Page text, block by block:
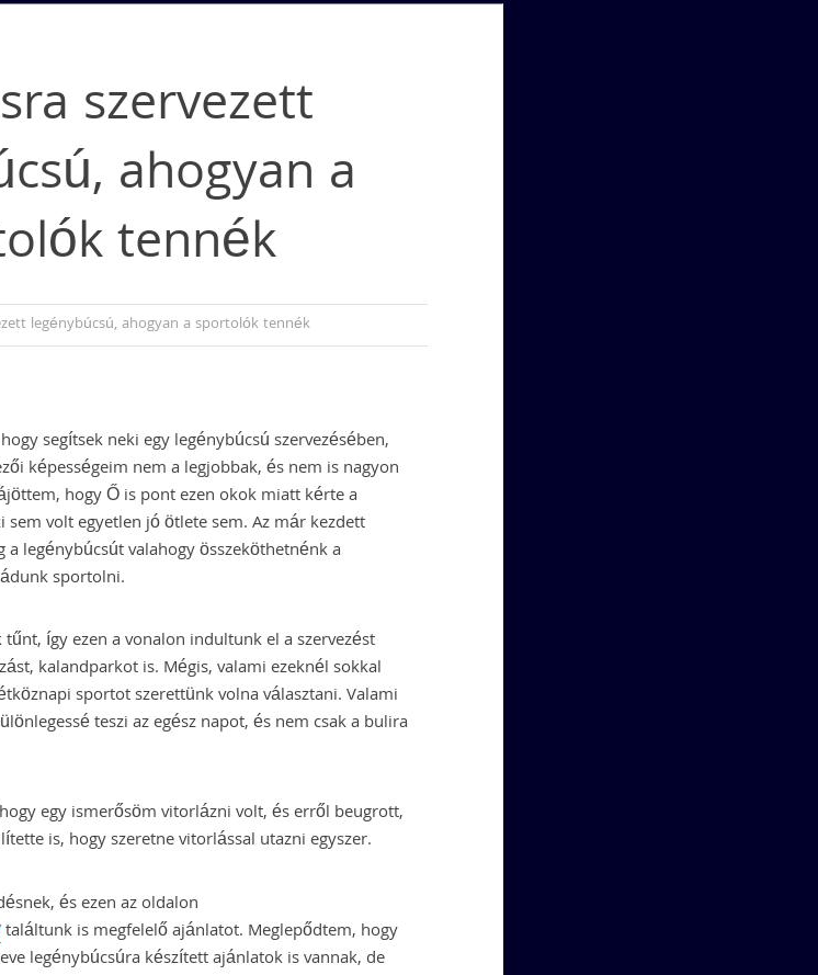
szervezett
ahogyan a
tennék
legénybúcsú, ahogyan a sportolók tennék
segítsek neki egy legénybúcsú szervezésében,
képességeim nem a legjobbak, és nem is nagyon
hogy Ő is pont ezen okok miatt kérte a
sem volt egyetlen jó ötlete sem. Az már kezdett
legénybúcsút valahogy összeköthetnénk a
sportolni.
így ezen a vonalon indultunk el a szervezést
kalandparkot is. Mégis, valami ezeknél sokkal
sportot szerettünk volna választani. Valami
teszi az egész napot, és nem csak a bulira
egy ismerősöm vitorlázni volt, és erről beugrott,
is, hogy szeretne vitorlással utazni egyszer.
és ezen az oldalon
találtunk is megfelelő ajánlatot. Meglepődtem, hogy
legénybúcsúra készített ajánlatok is vannak, de